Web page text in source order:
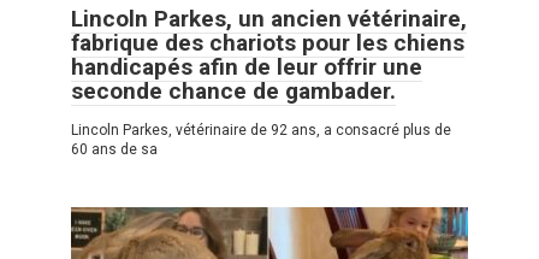
Lincoln Parkes, un ancien vétérinaire,
fabrique des chariots pour les chiens
handicapés afin de leur offrir une
seconde chance de gambader.
Lincoln Parkes, vétérinaire de 92 ans, a consacré plus de
60 ans de sa